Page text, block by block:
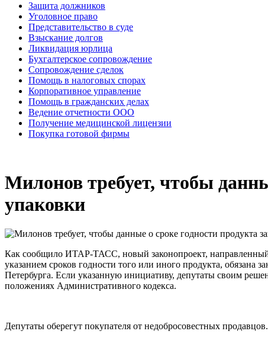
Защита должников
Уголовное право
Представительство в суде
Взыскание долгов
Ликвидация юрлица
Бухгалтерское сопровождение
Сопровождение сделок
Помощь в налоговых спорах
Корпоративное управление
Помощь в гражданских делах
Ведение отчетности ООО
Получение медицинской лицензии
Покупка готовой фирмы
Милонов требует, чтобы
упаковки
Как сообщило ИТАР-ТАСС, новый законопроект, направленный
указанием сроков годности того или иного продукта,
Петербурга. Если указанную инициативу, депутаты своим
положениях Административного кодекса.
Депутаты оберегут покупателя от недобросовестных продавцов.